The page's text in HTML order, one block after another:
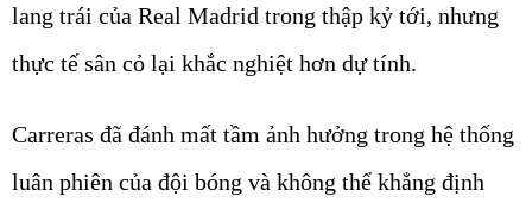
lang trái của Real Madrid trong thập kỷ tới, nhưng
thực tế sân cỏ lại khắc nghiệt hơn dự tính.
Carreras đã đánh mất tầm ảnh hưởng trong hệ thống
luân phiên của đội bóng và không thể khẳng định